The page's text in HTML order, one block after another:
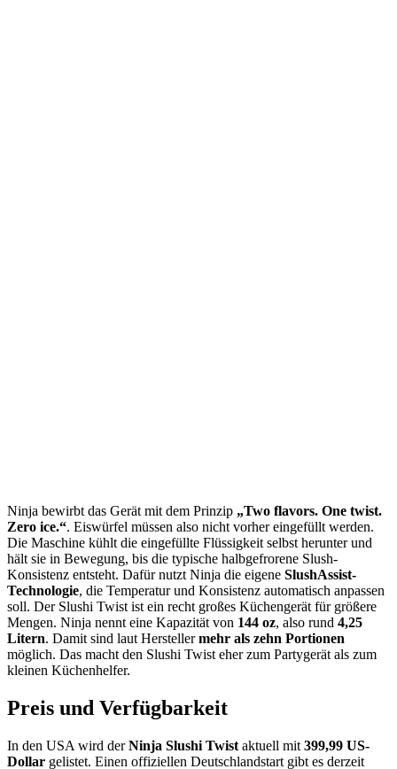
Ninja bewirbt das Gerät mit dem Prinzip „Two flavors. One twist.
Zero ice.“. Eiswürfel müssen also nicht vorher eingefüllt werden.
Die Maschine kühlt die eingefüllte Flüssigkeit selbst herunter und
hält sie in Bewegung, bis die typische halbgefrorene Slush-
Konsistenz entsteht. Dafür nutzt Ninja die eigene SlushAssist-
Technologie, die Temperatur und Konsistenz automatisch anpassen
soll. Der Slushi Twist ist ein recht großes Küchengerät für größere
Mengen. Ninja nennt eine Kapazität von 144 oz, also rund 4,25
Litern. Damit sind laut Herstellermehr als zehn Portionen
möglich. Das macht den Slushi Twist eher zum Partygerät als zum
kleinen Küchenhelfer.
Preis und Verfügbarkeit
In den USA wird derNinja Slushi Twist aktuell mit 399,99 US-
Dollar gelistet. Einen offiziellen Deutschlandstart gibt es derzeit